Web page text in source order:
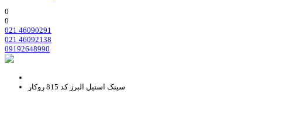
0
0
021 46090291
021 46092138
09192648990
سینک استیل البرز کد 815 روکار